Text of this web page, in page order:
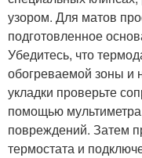
узором. Для матов
подготовленное
Убедитесь, что
обогреваемой зоны и
укладки проверьте
помощью
повреждений. Затем
термостата и